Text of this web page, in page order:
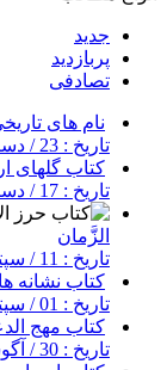
جدید
پربازدید
تصادفی
نام های
تاریخ : 23 / دسامبر / 2019
کتاب گلهای
تاریخ : 17 / دسامبر / 2019
الزَّمان
تاریخ : 11 / سپتامبر / 2018
کتاب نشانه
تاریخ : 01 / سپتامبر / 2018
کتاب مهج
تاریخ : 30 / آگوست / 2018